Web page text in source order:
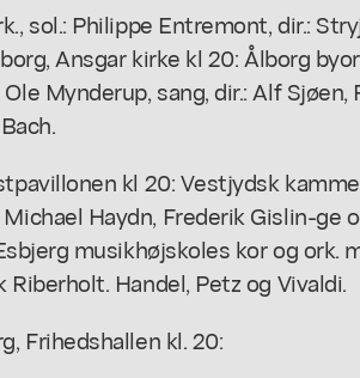
sol.: Philippe Entremont, dir.:
Ansgar kirke kl 20: Ålborg
Mynderup, sang, dir.: Alf Sjøen,
kl 20: Vestjydsk
Haydn, Frederik Gislin-ge
musikhøjskoles kor og ork.
Riberholt. Handel, Petz og Vivaldi.
Frihedshallen kl. 20: